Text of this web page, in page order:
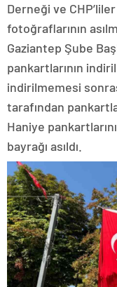
Derneği ve
fotoğraflarının
Gaziantep Şube
pankartlarının
indirilmemesi
tarafından
Haniye
bayrağı asıldı.